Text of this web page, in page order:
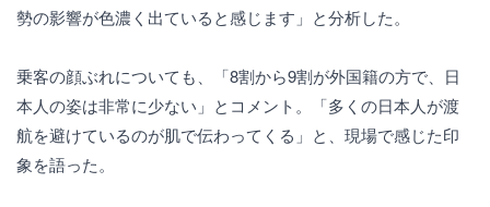
勢の影響が色濃く出ていると感じます」と分析した。
乗客の顔ぶれについても、「8割から9割が外国籍の方で、日
本人の姿は非常に少ない」とコメント。「多くの日本人が渡
航を避けているのが肌で伝わってくる」と、現場で感じた印
象を語った。